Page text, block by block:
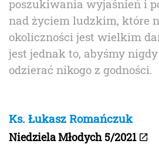
poszukiwania wyjaśnień i
nad życiem ludzkim, które
okoliczności jest wielkim
jest jednak to, abyśmy
odzierać nikogo z godności.
Ks. Łukasz Romańczuk
Niedziela Młodych 5/2021